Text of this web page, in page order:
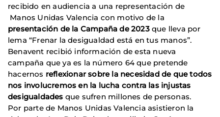
recibido en audiencia a una representación de
Manos Unidas Valencia con motivo de la
presentación de la Campaña de 2023que lleva por
lema “Frenar la desigualdad está en tus manos”.
Benavent recibió información de esta nueva
campaña que ya es la número 64 que pretende
hacernos reflexionar sobre la necesidad de que todos
nos involucremos en la lucha contra las injustas
desigualdades que sufren millones de personas.
Por parte de Manos Unidas Valencia asistieron la